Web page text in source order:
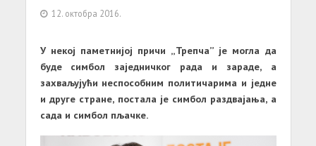
12. октобра 2016.
У некој паметнијој причи „Трепча” је могла да
буде симбол заједничког рада и зараде, а
захваљујући неспособним политичарима и једне
и друге стране, постала је симбол раздвајања, а
сада и симбол пљачке.